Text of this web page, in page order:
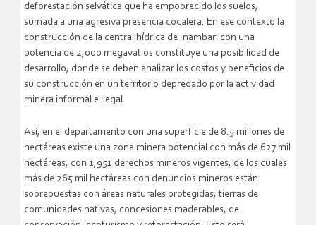
deforestación selvática que ha empobrecido los suelos,
sumada a una agresiva presencia cocalera. En ese contexto la
construcción de la central hídrica de Inambari con una
potencia de 2,000 megavatios constituye una posibilidad de
desarrollo, donde se deben analizar los costos y beneficios de
su construcción en un territorio depredado por la actividad
minera informal e ilegal.
Así, en el departamento con una superficie de 8.5 millones de
hectáreas existe una zona minera potencial con más de 627 mil
hectáreas, con 1,951 derechos mineros vigentes, de los cuales
más de 265 mil hectáreas con denuncios mineros están
sobrepuestas con áreas naturales protegidas, tierras de
comunidades nativas, concesiones maderables, de